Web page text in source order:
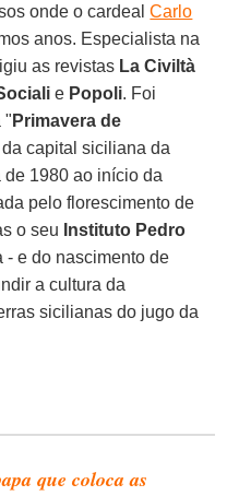
onde o cardealCarlo
anos. Especialista na
as revistas La Civiltà
e Popoli. Foi
" Primavera de
capital siciliana da
1980 ao início da
pelo florescimento de
o seu Instituto Pedro
- e do nascimento de
a cultura da
sicilianas do jugo da
que coloca as